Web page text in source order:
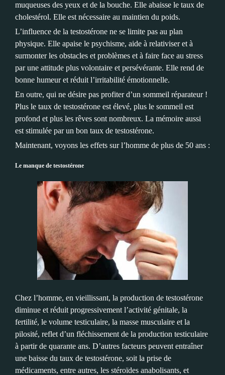
muqueuses des yeux et de la bouche. Elle abaisse le taux de
cholestérol. Elle est nécessaire au maintien du poids.
L’influence de la testostérone ne se limite pas au plan
physique. Elle apaise le psychisme, aide à relativiser et à
surmonter les obstacles et problèmes et à faire face au stress
par une attitude plus volontaire et persévérante. Elle rend de
bonne humeur et réduit l’irritabilité émotionnelle.
En outre, qui ne désire pas profiter d’un sommeil réparateur !
Plus le taux de testostérone est élevé, plus le sommeil est
profond et plus les rêves sont nombreux. La mémoire aussi
est stimulée par un bon taux de testostérone.
Maintenant, voyons les effets sur l’homme de plus de 50 ans :
Le manque de testostérone
Chez l’homme, en vieillissant, la production de testostérone
diminue et réduit progressivement l’activité génitale, la
fertilité, le volume testiculaire, la masse musculaire et la
pilosité, reflet d’un fléchissement de la production testiculaire
à partir de quarante ans. D’autres facteurs peuvent entraîner
une baisse du taux de testostérone, soit la prise de
médicaments, entre autres, les stéroïdes anabolisants, et